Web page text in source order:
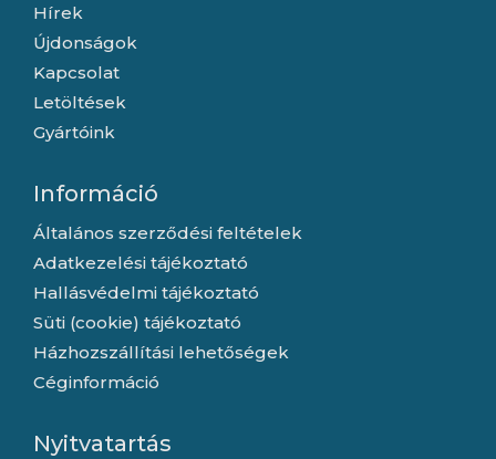
Hírek
Újdonságok
Kapcsolat
Letöltések
Gyártóink
Információ
Általános szerződési feltételek
Adatkezelési tájékoztató
Hallásvédelmi tájékoztató
Süti (cookie) tájékoztató
Házhozszállítási lehetőségek
Céginformáció
Nyitvatartás